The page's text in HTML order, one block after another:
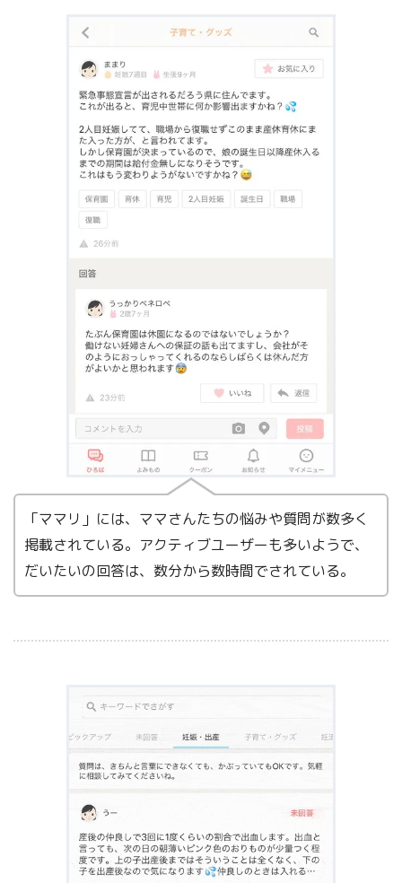
「ママリ」には、ママさんたちの悩みや質問が数多く
掲載されている。アクティブユーザーも多いようで、
だいたいの回答は、数分から数時間でされている。